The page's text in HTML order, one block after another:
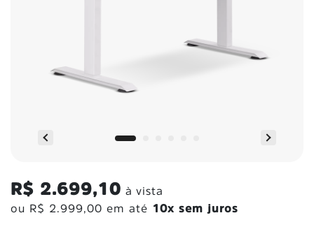
R$ 2.699,10 à vista
ou R$ 2.999,00 em até 10x sem juros